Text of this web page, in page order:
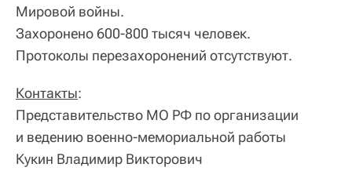
Мировой войны.
Захоронено 600-800 тысяч человек.
Протоколы перезахоронений отсутствуют.
Контакты:
Представительство МО РФ по организации
и ведению военно-мемориальной работы
Кукин Владимир Викторович